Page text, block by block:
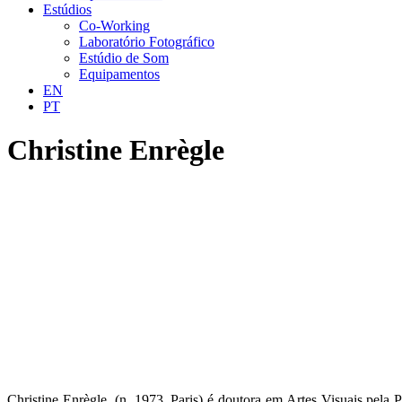
Estúdios
Co-Working
Laboratório Fotográfico
Estúdio de Som
Equipamentos
EN
PT
Christine Enrègle